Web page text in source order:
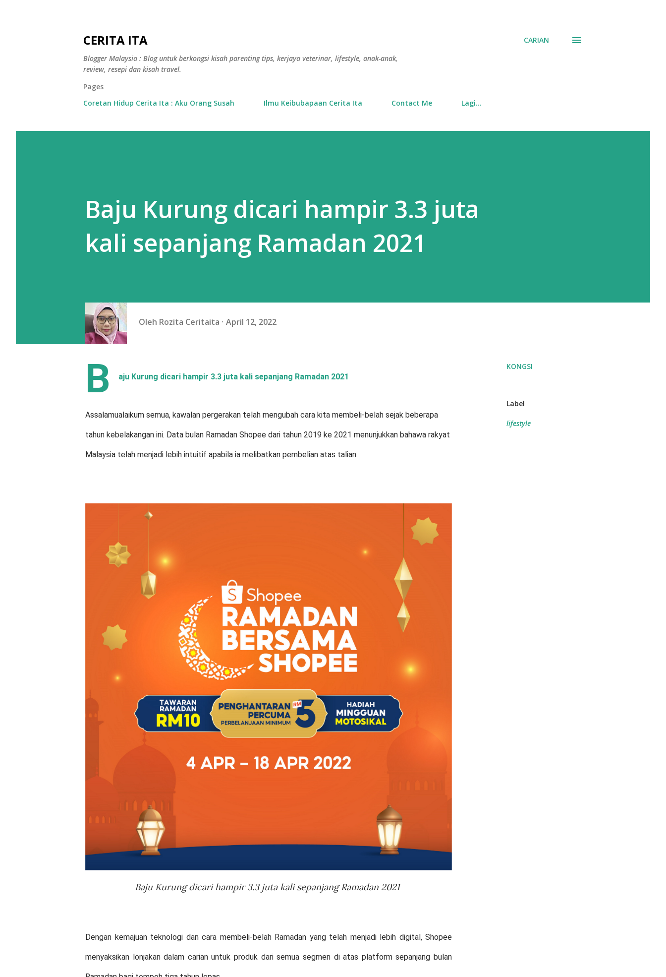
CERITA ITA
Blogger Malaysia : Blog untuk berkongsi kisah parenting tips, kerjaya veterinar, lifestyle, anak-anak,
review, resepi dan kisah travel.
CARIAN
Pages
Coretan Hidup Cerita Ita : Aku Orang Susah
Ilmu Keibubapaan Cerita Ita Contact Me Lagi…
Baju Kurung dicari hampir 3.3 juta
kali sepanjang Ramadan 2021
Oleh Rozita Ceritaita April 12, 2022
B aju Kurung dicari hampir 3.3 juta kali sepanjang Ramadan 2021
Assalamualaikum semua, kawalan pergerakan telah mengubah cara kita membeli-belah sejak beberapa
tahun kebelakangan ini. Data bulan Ramadan Shopee dari tahun 2019 ke 2021 menunjukkan bahawa rakyat
Malaysia telah menjadi lebih intuitif apabila ia melibatkan pembelian atas talian.
Baju Kurung dicari hampir 3.3 juta kali sepanjang Ramadan 2021
Dengan kemajuan teknologi dan cara membeli-belah Ramadan yang telah menjadi lebih digital, Shopee
menyaksikan lonjakan dalam carian untuk produk dari semua segmen di atas platform sepanjang bulan
KONGSI
Label
lifestyle